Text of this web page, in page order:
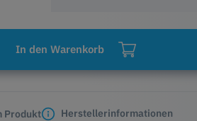
In den Warenkorb
Produkt Herstellerinformationen